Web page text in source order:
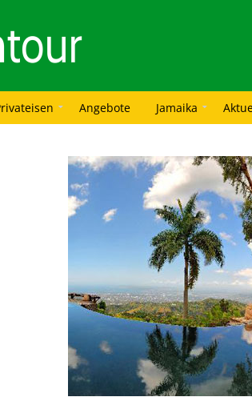
Angebote Jamaika